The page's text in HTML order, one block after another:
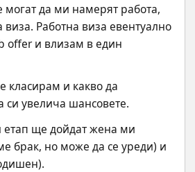
могат да ми намерят работа,
виза. Работна виза евентуално
offer и влизам в един
класирам и какво да
си увелича шансовете.
етап ще дойдат жена ми
брак, но може да се уреди) и